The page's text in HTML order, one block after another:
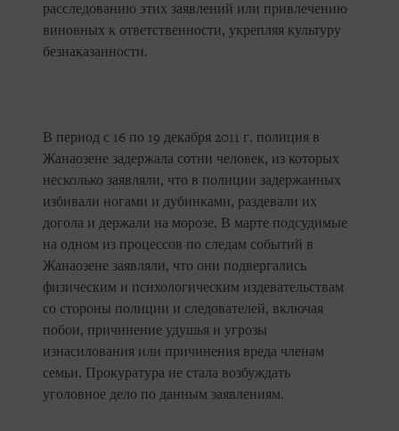
расследованию этих заявлений или привлечению
виновных к ответственности, укрепляя культуру
безнаказанности.
В период с 16 по 19 декабря 2011 г. полиция в
Жанаозене задержала сотни человек, из которых
несколько заявляли, что в полиции задержанных
избивали ногами и дубинками, раздевали их
догола и держали на морозе. В марте подсудимые
на одном из процессов по следам событий в
Жанаозене заявляли, что они подвергались
физическим и психологическим издевательствам
со стороны полиции и следователей, включая
побои, причинение удушья и угрозы
изнасилования или причинения вреда членам
семьи. Прокуратура не стала возбуждать
уголовное дело по данным заявлениям.